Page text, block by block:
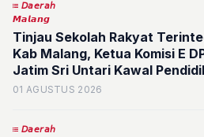
𝘋𝘢𝘦𝘳𝘢𝘩
𝙈𝙖𝙡𝙖𝙣𝙜
Tinjau Sekolah Rakyat
Kab Malang, Ketua Komisi E
Jatim Sri Untari Kawal
Gratis yang Aman bagi Siswa
01 AGUSTUS 2026
𝘋𝘢𝘦𝘳𝘢𝘩